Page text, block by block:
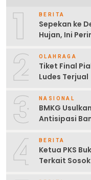
1 BERITA
Sepekan ke
Hujan, Ini
2 OLAHRAGA
Tiket Final
Ludes Terjual
3 NASIONAL
BMKG
Antisipasi
4 BERITA
Ketua PKS
Terkait